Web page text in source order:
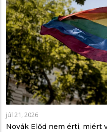
júl 21, 2026
Novák Előd nem érti, miért